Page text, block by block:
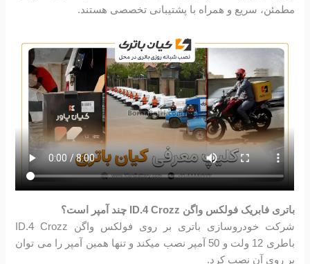
مطمئن، سریع و همراه با پشتیبانی تخصصی هستند.
باتری فابریک فولکس واگن ID.4 Crozz چند آمپر است؟
شرکت خودروسازی باتری بر روی فولکس واگن ID.4 Crozz
باطری 12 ولت و 50 آمپر نصب میکند و تنها همین آمپر را می توان
بر روی آن نصب کرد.